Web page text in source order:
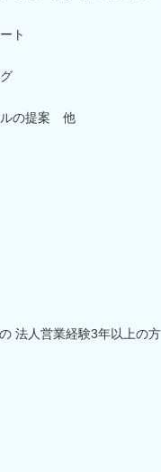
ト
ルの提案 他
法人営業経験3年以上